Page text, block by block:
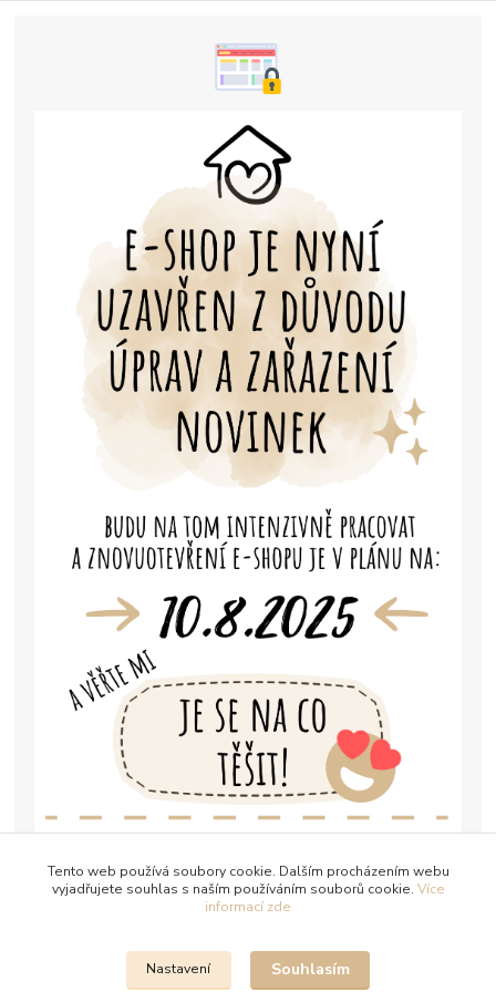
Tento web používá soubory cookie. Dalším procházením webu
vyjadřujete souhlas s naším používáním souborů cookie. Více
informací zde
Nastavení Souhlasím